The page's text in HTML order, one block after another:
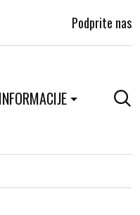
Podprite nas